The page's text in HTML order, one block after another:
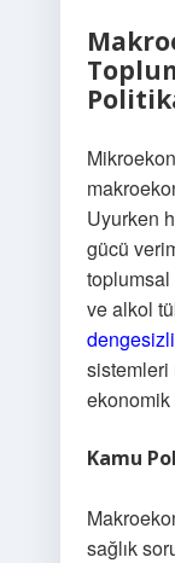
Uyurken
gücü
toplumsal
ve alkol
sistemleri
ekonomik
Kamu
sağlık